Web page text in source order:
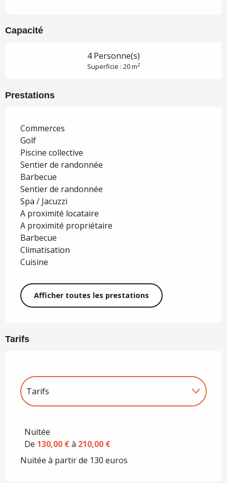
Capacité
4 Personne(s)
Superficie : 20 m2
Prestations
Commerces
Golf
Piscine collective
Sentier de randonnée
Barbecue
Sentier de randonnée
Spa / Jacuzzi
A proximité locataire
A proximité propriétaire
Barbecue
Climatisation
Cuisine
Afficher toutes les prestations
Tarifs
Tarifs
Nuitée
De 130,00 €à 210,00 €
Nuitée à partir de 130 euros